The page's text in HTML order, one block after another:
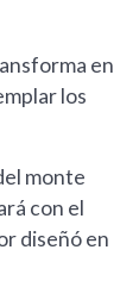
en
los
monte
con el
diseñó en